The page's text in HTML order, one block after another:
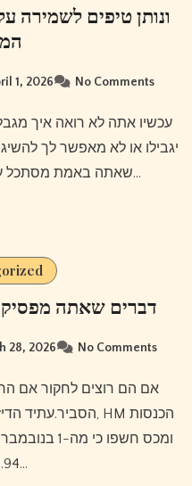
ונותן טיפים לשמירה
1, 2026 No Comments
עכשיו אתה לא רואה איך מגבלות פיזיות הן בכוח והן בגמישות
יגבילו או לא מאפשר לך
שאתה באמת מסתכל על זה מקרוב.נדנדת הגולף…
5 דברים שאתה מפסיק
28, 2026 No Comments
אם הם רוצים לחקור אם הרכישה הייתה נכונה או לא, הוא
ומכס חשפו
56.94 פני…